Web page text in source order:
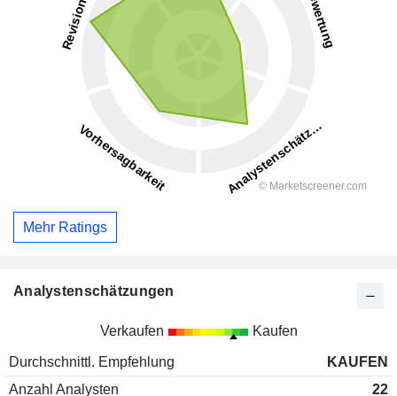
Mehr Ratings
Analystenschätzungen
Verkaufen Kaufen
Durchschnittl. Empfehlung
KAUFEN
Anzahl Analysten
22